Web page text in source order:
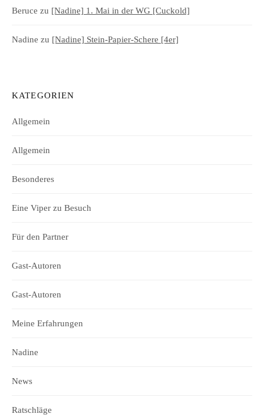
Beruce zu [Nadine] 1. Mai in der WG [Cuckold]
Nadine zu [Nadine] Stein-Papier-Schere [4er]
KATEGORIEN
Allgemein
Allgemein
Besonderes
Eine Viper zu Besuch
Für den Partner
Gast-Autoren
Gast-Autoren
Meine Erfahrungen
Nadine
News
Ratschläge